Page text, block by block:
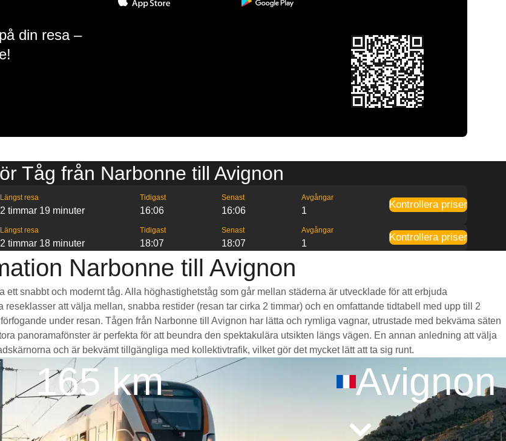
din resa –
Tåg från Narbonne till Avignon
Längst resa
2 timmar 19 minuter
Tidigast
16:06
Senast
16:06
Avgångar
1
Kontrollera priser
Längst resa
2 timmar 18 minuter
Tidigast
18:07
Senast
18:07
Avgångar
1
Kontrollera priser
Narbonne till Avignon
snabbt och modernt tåg. Alla höghastighetståg som går mellan städerna är utvecklade för att erbjuda
att välja mellan, snabba restider (resan tar cirka 2 timmar) och en omfattande tidtabell med upp till 2
under resan. Tågen från Narbonne till Avignon har lätta och rymliga vagnar, utrustade med bekväma säten
panoramafönster är perfekta för att beundra den spektakulära utsikten längs vägen. En annan anledning att välja
och är bekvämt tillgängliga med kollektivtrafik, vilket gör det mycket lätt att ta sig runt.
165 km Avignon